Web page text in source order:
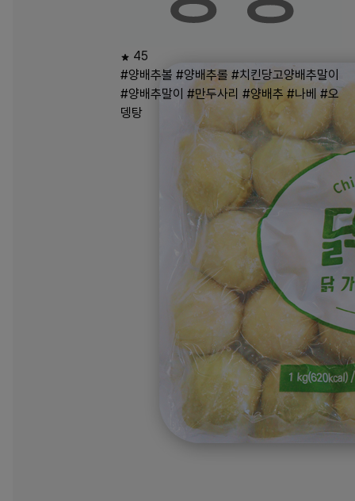
45
#양배추볼 #양배추롤 #치킨당고양배추말이
#양배추말이 #만두사리 #양배추 #나베 #오
뎅탕